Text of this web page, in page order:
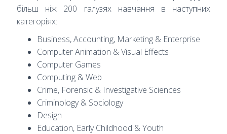
більш ніж 200 галузях навчання в наступних
категоріях:
Business, Accounting, Marketing & Enterprise
Computer Animation & Visual Effects
Computer Games
Computing & Web
Crime, Forensic & Investigative Sciences
Criminology & Sociology
Design
Education, Early Childhood & Youth